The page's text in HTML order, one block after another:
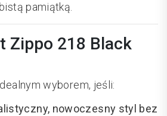
pamiątką.
Zippo 218 Black
wyborem, jeśli:
nowoczesny styl bez